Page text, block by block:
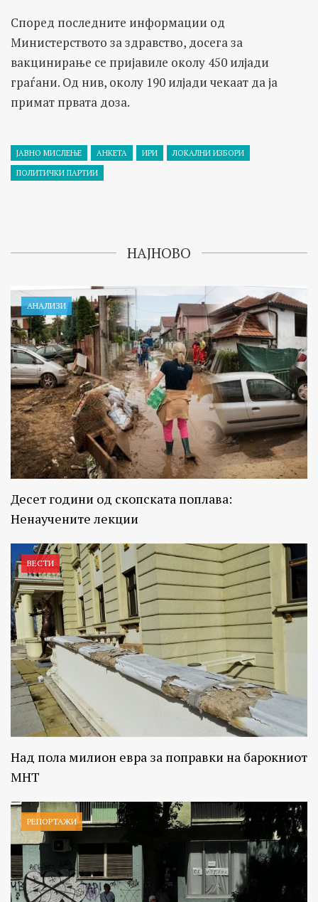
Според последните информации од
Министерството за здравство, досега за
вакцинирање се пријавиле околу 450 илјади
граѓани. Од нив, околу 190 илјади чекаат да ја
примат првата доза.
ЈАВНО МИСЛЕЊЕ АНКЕТА ИРИ
ЛОКАЛНИ ИЗБОРИ
ПОЛИТИЧКИ ПАРТИИ
НАЈНОВО
АНАЛИЗИ
Десет години од скопската поплава:
Ненаучените лекции
ВЕСТИ
Над пола милион евра за поправки на барокниот
МНТ
РЕПОРТАЖИ